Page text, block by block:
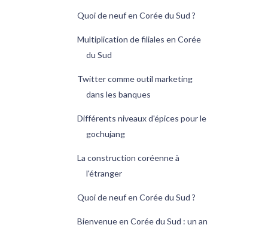
Quoi de neuf en Corée du Sud ?
Multiplication de filiales en Corée
du Sud
Twitter comme outil marketing
dans les banques
Différents niveaux d'épices pour le
gochujang
La construction coréenne à
l'étranger
Quoi de neuf en Corée du Sud ?
Bienvenue en Corée du Sud : un an